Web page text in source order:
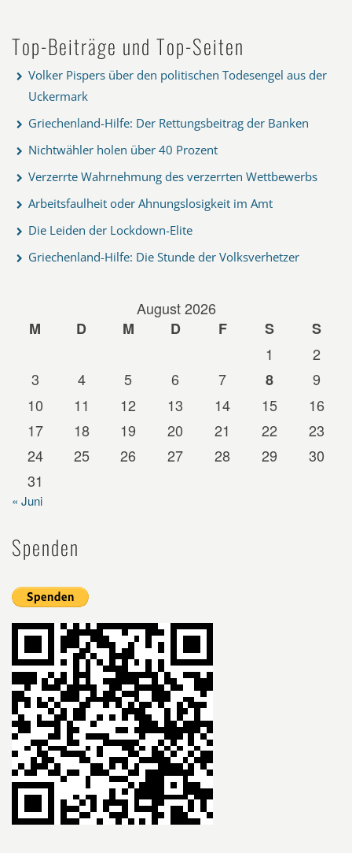
Top-Beiträge und Top-Seiten
Volker Pispers über den politischen Todesengel aus der
Uckermark
Griechenland-Hilfe: Der Rettungsbeitrag der Banken
Nichtwähler holen über 40 Prozent
Verzerrte Wahrnehmung des verzerrten Wettbewerbs
Arbeitsfaulheit oder Ahnungslosigkeit im Amt
Die Leiden der Lockdown-Elite
Griechenland-Hilfe: Die Stunde der Volksverhetzer
August 2026
M
D M D F S
S
1
2
3
4 5 6 7 8
9
10
11 12 13 14 15
16
17
18 19 20 21 22
23
24
25 26 27 28 29
30
31
« Juni
Spenden